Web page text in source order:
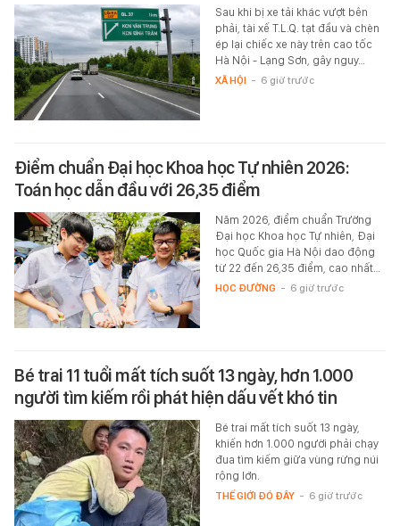
Sau khi bị xe tải khác vượt bên
phải, tài xế T.L.Q. tạt đầu và chèn
ép lại chiếc xe này trên cao tốc
Hà Nội - Lạng Sơn, gây nguy…
XÃ HỘI - 6 giờ trước
Điểm chuẩn Đại học Khoa học Tự nhiên 2026:
Toán học dẫn đầu với 26,35 điểm
Năm 2026, điểm chuẩn Trường
Đại học Khoa học Tự nhiên, Đại
học Quốc gia Hà Nội dao động
từ 22 đến 26,35 điểm, cao nhất…
HỌC ĐƯỜNG - 6 giờ trước
Bé trai 11 tuổi mất tích suốt 13 ngày, hơn 1.000
người tìm kiếm rồi phát hiện dấu vết khó tin
Bé trai mất tích suốt 13 ngày,
khiến hơn 1.000 người phải chạy
đua tìm kiếm giữa vùng rừng núi
rộng lớn.
THẾ GIỚI ĐÓ ĐÂY - 6 giờ trước